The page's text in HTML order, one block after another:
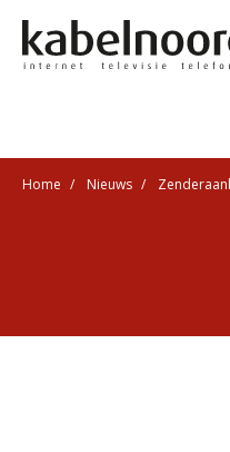
Home Nieuws